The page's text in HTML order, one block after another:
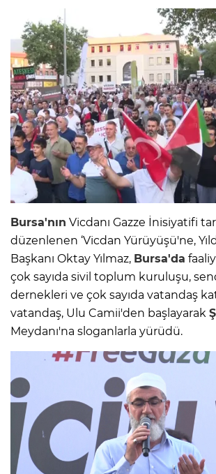
Bursa'nın Vicdanı Gazze İnisiyatifi
düzenlenen ‘Vicdan Yürüyüşü'ne,
Başkanı Oktay Yılmaz, Bursa'da
çok sayıda sivil toplum kuruluşu,
dernekleri ve çok sayıda vatandaş
vatandaş, Ulu Camii'den başlayarak
Meydanı'na sloganlarla yürüdü.